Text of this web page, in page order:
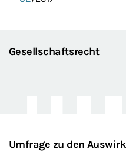
Gesellschaftsrecht
Umfrage zu den